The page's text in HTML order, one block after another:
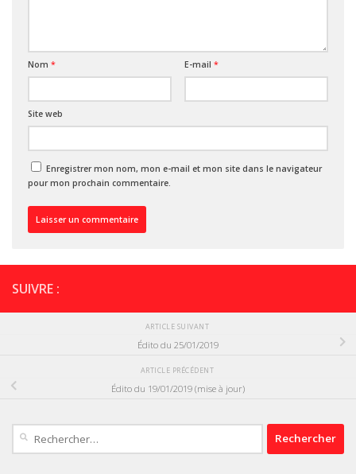
Nom * E-mail *
Site web
Enregistrer mon nom, mon e-mail et mon site dans le navigateur
pour mon prochain commentaire.
SUIVRE :
ARTICLE SUIVANT
Édito du 25/01/2019
ARTICLE PRÉCÉDENT
Édito du 19/01/2019 (mise à jour)
Rechercher :